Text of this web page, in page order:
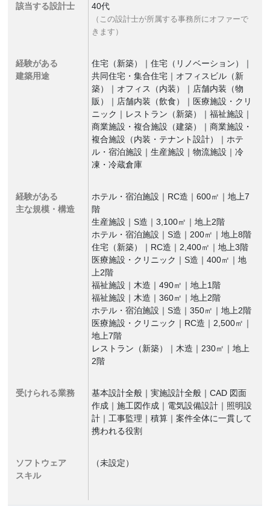
該当する設計士 40代
（この設計士が所属する事務所にオファーで
きます）
経験がある
建築用途
住宅（新築）｜住宅（リノベーション）｜
共同住宅・集合住宅｜オフィスビル（新
築）｜オフィス（内装）｜店舗内装（物
販）｜店舗内装（飲食）｜医療施設・クリ
ニック｜レストラン（新築）｜福祉施設｜
商業施設・複合施設（建築）｜商業施設・
複合施設（内装・テナント設計）｜ホテ
ル・宿泊施設｜生産施設｜物流施設｜冷
凍・冷蔵倉庫
経験がある
主な規模・構造
ホテル・宿泊施設｜RC造｜600㎡｜地上7
階
生産施設｜S造｜3,100㎡｜地上2階
ホテル・宿泊施設｜S造｜200㎡｜地上8階
住宅（新築）｜RC造｜2,400㎡｜地上3階
医療施設・クリニック｜S造｜400㎡｜地
上2階
福祉施設｜木造｜490㎡｜地上1階
福祉施設｜木造｜360㎡｜地上2階
ホテル・宿泊施設｜S造｜350㎡｜地上2階
医療施設・クリニック｜RC造｜2,500㎡｜
地上7階
レストラン（新築）｜木造｜230㎡｜地上
2階
受けられる業務
基本設計全般｜実施設計全般｜CAD 図面
作成｜施工図作成｜電気設備設計｜照明設
計｜工事監理｜積算｜案件全体に一貫して
携われる役割
ソフトウェア
スキル
（未設定）